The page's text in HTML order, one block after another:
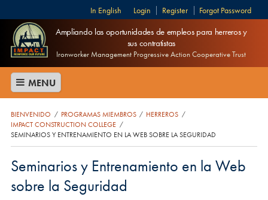
Login Register Forgot Password
English
Ampliando las oportunidades de empleos para herreros y
sus contratistas
Ironworker Management Progressive Action Cooperative Trust
MENU
BIENVENIDO / PROGRAMAS MIEMBROS / HERREROS /
IMPACT CONSTRUCTION COLLEGE /
SEMINARIOS Y ENTRENAMIENTO EN LA WEB SOBRE LA SEGURIDAD
Seminarios y Entrenamiento en la Web
sobre la Seguridad